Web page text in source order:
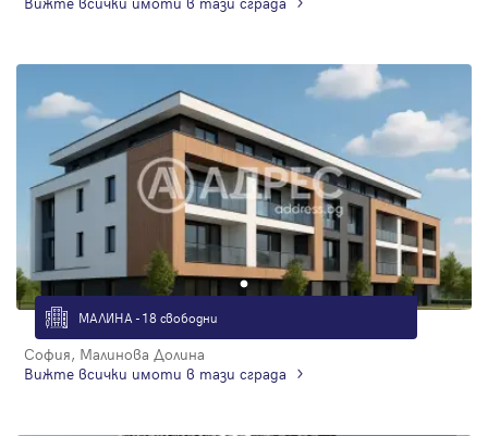
МАЛИНА - 18 свободни
София, Малинова Долина
Вижте всички имоти в тази сграда